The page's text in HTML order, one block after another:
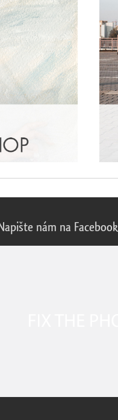
Napište nám na Facebook